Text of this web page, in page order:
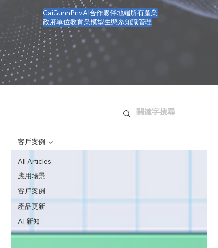
CaiGunnPrivAI合作夥伴地端所有產業
政府單位教育業模型生態系知識管理
All Articles
應用場景
客戶案例
產品更新
AI 新知
客戶案例